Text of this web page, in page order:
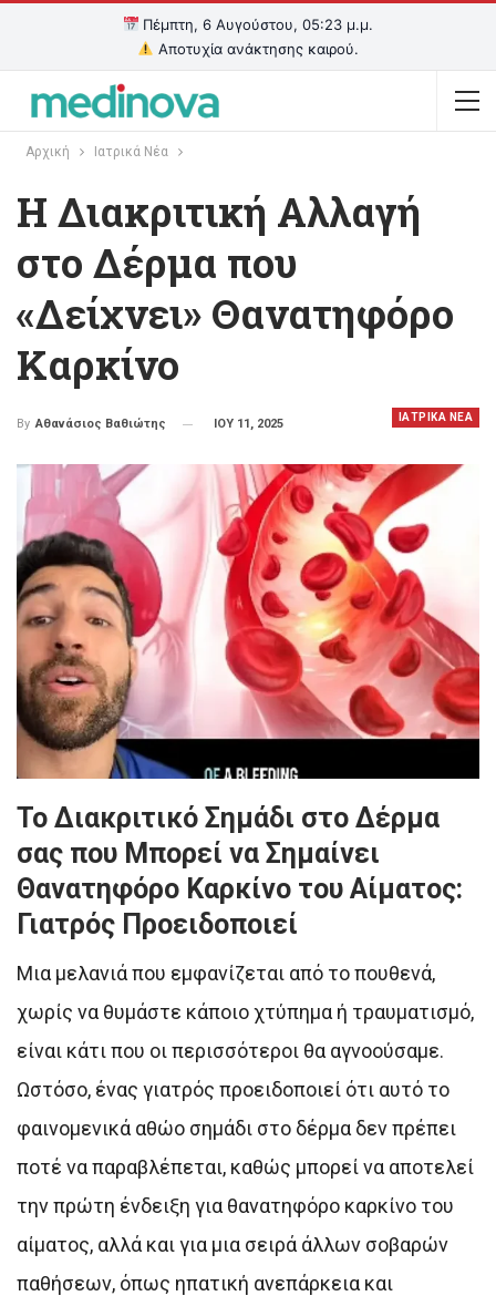
Πέμπτη, 6 Αυγούστου, 05:23 μ.μ.
Αποτυχία ανάκτησης καιρού.
Αρχική Ιατρικά Νέα
Η Διακριτική Αλλαγή
στο Δέρμα που
«Δείχνει» Θανατηφόρο
Καρκίνο
ΙΑΤΡΙΚΑ ΝΕΑ
By Αθανάσιος Βαθιώτης ΙΟΥ 11, 2025
Το Διακριτικό Σημάδι στο Δέρμα
σας που Μπορεί να Σημαίνει
Θανατηφόρο Καρκίνο του Αίματος:
Γιατρός Προειδοποιεί
Μια μελανιά που εμφανίζεται από το πουθενά,
χωρίς να θυμάστε κάποιο χτύπημα ή τραυματισμό,
είναι κάτι που οι περισσότεροι θα αγνοούσαμε.
Ωστόσο, ένας γιατρός προειδοποιεί ότι αυτό το
φαινομενικά αθώο σημάδι στο δέρμα δεν πρέπει
ποτέ να παραβλέπεται, καθώς μπορεί να αποτελεί
την πρώτη ένδειξη για θανατηφόρο καρκίνο του
αίματος, αλλά και για μια σειρά άλλων σοβαρών
παθήσεων, όπως ηπατική ανεπάρκεια και